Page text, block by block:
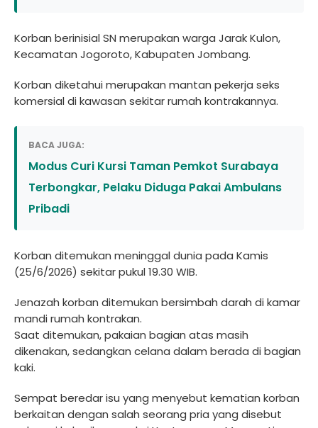
Korban berinisial SN merupakan warga Jarak Kulon,
Kecamatan Jogoroto, Kabupaten Jombang.
Korban diketahui merupakan mantan pekerja seks
komersial di kawasan sekitar rumah kontrakannya.
BACA JUGA:
Modus Curi Kursi Taman Pemkot Surabaya
Terbongkar, Pelaku Diduga Pakai Ambulans
Pribadi
Korban ditemukan meninggal dunia pada Kamis
(25/6/2026) sekitar pukul 19.30 WIB.
Jenazah korban ditemukan bersimbah darah di kamar
mandi rumah kontrakan.
Saat ditemukan, pakaian bagian atas masih
dikenakan, sedangkan celana dalam berada di bagian
kaki.
Sempat beredar isu yang menyebut kematian korban
berkaitan dengan salah seorang pria yang disebut